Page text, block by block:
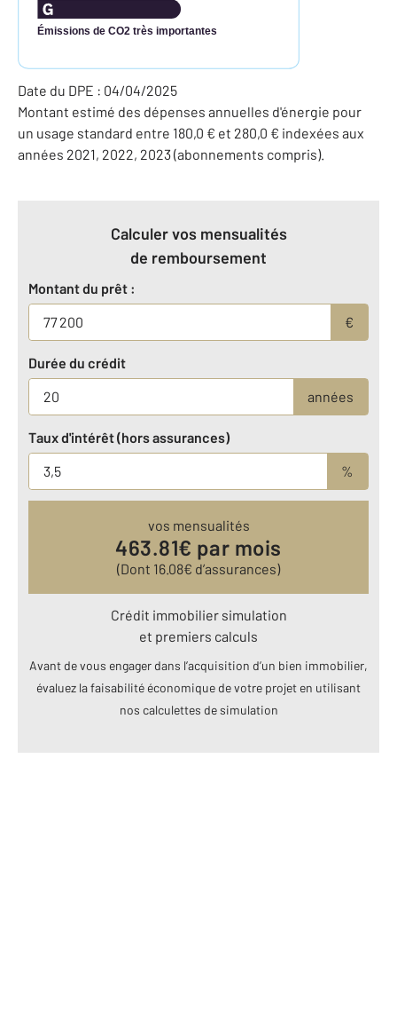
Émissions de CO2 très importantes
Date du DPE : 04/04/2025
Montant estimé des dépenses annuelles d'énergie pour
un usage standard entre 180,0 € et 280,0 € indexées aux
années 2021, 2022, 2023 (abonnements compris).
Calculer vos mensualités
de remboursement
Montant du prêt :
€
Durée du crédit
années
Taux d'intérêt (hors assurances)
%
vos mensualités
463.81€ par mois
(Dont 16.08€ d’assurances)
Crédit immobilier simulation
et premiers calculs
Avant de vous engager dans l’acquisition d’un bien immobilier,
évaluez la faisabilité économique de votre projet en utilisant
nos calculettes de simulation